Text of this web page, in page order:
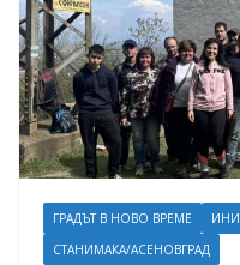
ГРАДЪТ В НОВО ВРЕМЕ
СТАНИМАКА/АСЕНОВГРАД